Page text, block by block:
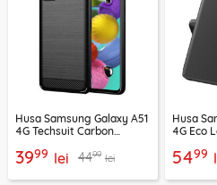
Husa Samsung Galaxy A51
4G Techsuit Carbon
3999 lei 4499 lei
Husa
4G Eco
5499